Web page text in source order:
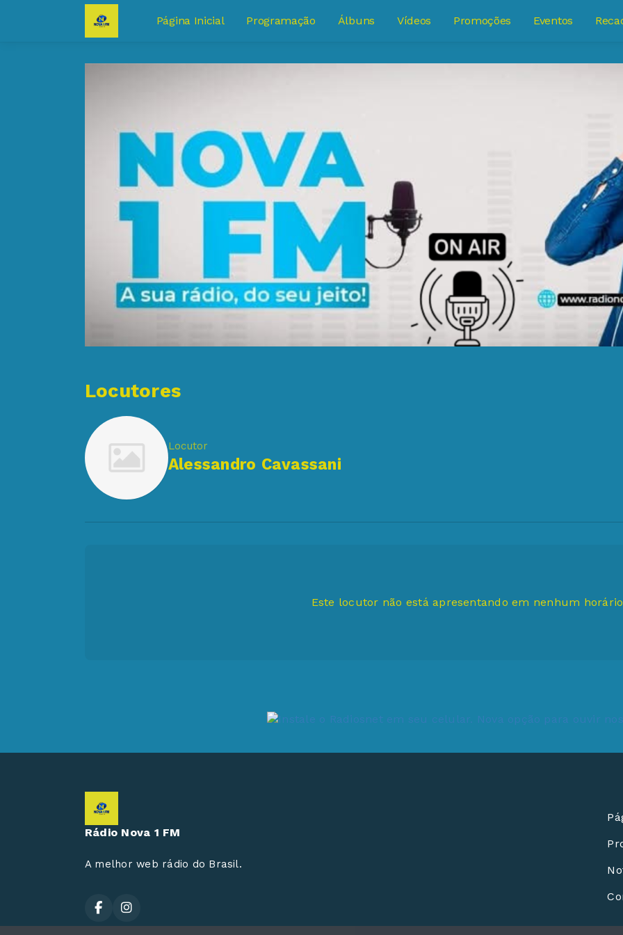
Página Inicial Programação Álbuns Vídeos Promoções Eventos
Locutores
Locutor
Alessandro Cavassani
Este locutor não está apresentando em nenhum horário
Rádio Nova 1 FM
A melhor web rádio do Brasil.